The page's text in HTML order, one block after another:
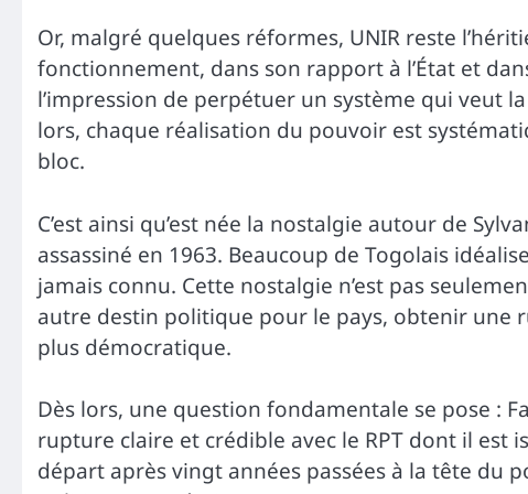
Or, malgré quelques réformes, UNIR reste
fonctionnement, dans son rapport à l’État et
l’impression de perpétuer un système qui veut
lors, chaque réalisation du pouvoir est
bloc.
C’est ainsi qu’est née la nostalgie autour de
assassiné en 1963. Beaucoup de Togolais
jamais connu. Cette nostalgie n’est pas
autre destin politique pour le pays, obtenir une
plus démocratique.
Dès lors, une question fondamentale se pose :
rupture claire et crédible avec le RPT dont il est
départ après vingt années passées à la tête du